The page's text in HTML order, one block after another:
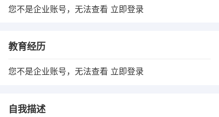
您不是企业账号，无法查看 立即登录
教育经历
您不是企业账号，无法查看 立即登录
自我描述